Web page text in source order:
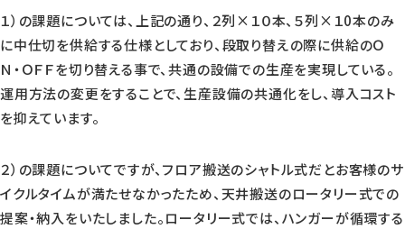
１）の課題については、上記の通り、２列×１０本、５列×１0本のみ
に中仕切を供給する仕様としており、段取り替えの際に供給のＯ
Ｎ・ＯＦＦを切り替える事で、共通の設備での生産を実現している。
運用方法の変更をすることで、生産設備の共通化をし、導入コスト
を抑えています。
２）の課題についてですが、フロア搬送のシャトル式だとお客様のサ
イクルタイムが満たせなかったため、天井搬送のロータリー式での
提案・納入をいたしました。ロータリー式では、ハンガーが循環する